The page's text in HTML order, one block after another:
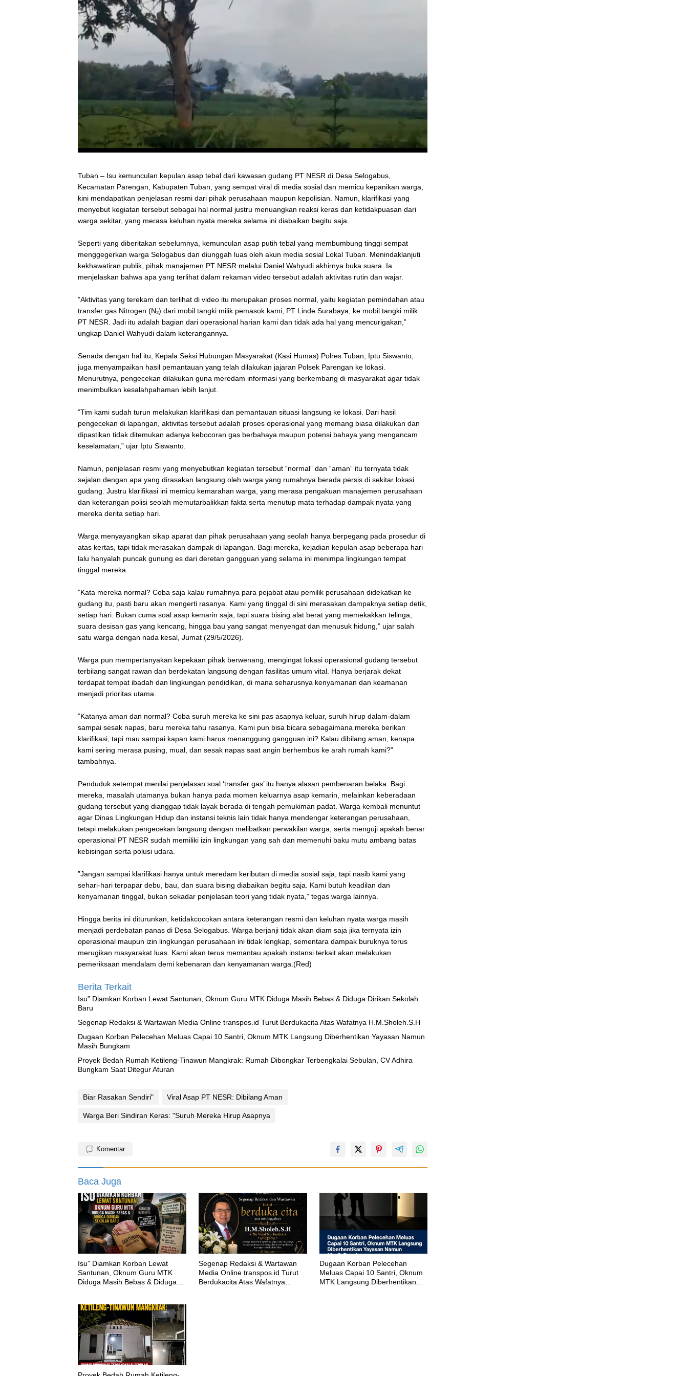
Tuban – Isu kemunculan kepulan asap tebal dari kawasan gudang PT NESR di Desa Selogabus,
Kecamatan Parengan, Kabupaten Tuban, yang sempat viral di media sosial dan memicu kepanikan warga,
kini mendapatkan penjelasan resmi dari pihak perusahaan maupun kepolisian. Namun, klarifikasi yang
menyebut kegiatan tersebut sebagai hal normal justru menuangkan reaksi keras dan ketidakpuasan dari
warga sekitar, yang merasa keluhan nyata mereka selama ini diabaikan begitu saja.
‎Seperti yang diberitakan sebelumnya, kemunculan asap putih tebal yang membumbung tinggi sempat
menggegerkan warga Selogabus dan diunggah luas oleh akun media sosial Lokal Tuban. Menindaklanjuti
kekhawatiran publik, pihak manajemen PT NESR melalui Daniel Wahyudi akhirnya buka suara. Ia
menjelaskan bahwa apa yang terlihat dalam rekaman video tersebut adalah aktivitas rutin dan wajar.
‎”Aktivitas yang terekam dan terlihat di video itu merupakan proses normal, yaitu kegiatan pemindahan atau
transfer gas Nitrogen (N₂) dari mobil tangki milik pemasok kami, PT Linde Surabaya, ke mobil tangki milik
PT NESR. Jadi itu adalah bagian dari operasional harian kami dan tidak ada hal yang mencurigakan,”
ungkap Daniel Wahyudi dalam keterangannya.
‎Senada dengan hal itu, Kepala Seksi Hubungan Masyarakat (Kasi Humas) Polres Tuban, Iptu Siswanto,
juga menyampaikan hasil pemantauan yang telah dilakukan jajaran Polsek Parengan ke lokasi.
Menurutnya, pengecekan dilakukan guna meredam informasi yang berkembang di masyarakat agar tidak
menimbulkan kesalahpahaman lebih lanjut.
‎”Tim kami sudah turun melakukan klarifikasi dan pemantauan situasi langsung ke lokasi. Dari hasil
pengecekan di lapangan, aktivitas tersebut adalah proses operasional yang memang biasa dilakukan dan
dipastikan tidak ditemukan adanya kebocoran gas berbahaya maupun potensi bahaya yang mengancam
keselamatan,” ujar Iptu Siswanto.
‎Namun, penjelasan resmi yang menyebutkan kegiatan tersebut “normal” dan “aman” itu ternyata tidak
sejalan dengan apa yang dirasakan langsung oleh warga yang rumahnya berada persis di sekitar lokasi
gudang. Justru klarifikasi ini memicu kemarahan warga, yang merasa pengakuan manajemen perusahaan
dan keterangan polisi seolah memutarbalikkan fakta serta menutup mata terhadap dampak nyata yang
mereka derita setiap hari.
‎Warga menyayangkan sikap aparat dan pihak perusahaan yang seolah hanya berpegang pada prosedur di
atas kertas, tapi tidak merasakan dampak di lapangan. Bagi mereka, kejadian kepulan asap beberapa hari
lalu hanyalah puncak gunung es dari deretan gangguan yang selama ini menimpa lingkungan tempat
tinggal mereka.
‎”Kata mereka normal? Coba saja kalau rumahnya para pejabat atau pemilik perusahaan didekatkan ke
gudang itu, pasti baru akan mengerti rasanya. Kami yang tinggal di sini merasakan dampaknya setiap detik,
setiap hari. Bukan cuma soal asap kemarin saja, tapi suara bising alat berat yang memekakkan telinga,
suara desisan gas yang kencang, hingga bau yang sangat menyengat dan menusuk hidung,” ujar salah
satu warga dengan nada kesal, Jumat (29/5/2026).
‎Warga pun mempertanyakan kepekaan pihak berwenang, mengingat lokasi operasional gudang tersebut
terbilang sangat rawan dan berdekatan langsung dengan fasilitas umum vital. Hanya berjarak dekat
terdapat tempat ibadah dan lingkungan pendidikan, di mana seharusnya kenyamanan dan keamanan
menjadi prioritas utama.
‎”Katanya aman dan normal? Coba suruh mereka ke sini pas asapnya keluar, suruh hirup dalam-dalam
sampai sesak napas, baru mereka tahu rasanya. Kami pun bisa bicara sebagaimana mereka berikan
klarifikasi, tapi mau sampai kapan kami harus menanggung gangguan ini? Kalau dibilang aman, kenapa
kami sering merasa pusing, mual, dan sesak napas saat angin berhembus ke arah rumah kami?”
tambahnya.
‎Penduduk setempat menilai penjelasan soal ‘transfer gas’ itu hanya alasan pembenaran belaka. Bagi
mereka, masalah utamanya bukan hanya pada momen keluarnya asap kemarin, melainkan keberadaan
gudang tersebut yang dianggap tidak layak berada di tengah pemukiman padat. Warga kembali menuntut
agar Dinas Lingkungan Hidup dan instansi teknis lain tidak hanya mendengar keterangan perusahaan,
tetapi melakukan pengecekan langsung dengan melibatkan perwakilan warga, serta menguji apakah benar
operasional PT NESR sudah memiliki izin lingkungan yang sah dan memenuhi baku mutu ambang batas
kebisingan serta polusi udara.
‎”Jangan sampai klarifikasi hanya untuk meredam keributan di media sosial saja, tapi nasib kami yang
sehari-hari terpapar debu, bau, dan suara bising diabaikan begitu saja. Kami butuh keadilan dan
kenyamanan tinggal, bukan sekadar penjelasan teori yang tidak nyata,” tegas warga lainnya.
‎Hingga berita ini diturunkan, ketidakcocokan antara keterangan resmi dan keluhan nyata warga masih
menjadi perdebatan panas di Desa Selogabus. Warga berjanji tidak akan diam saja jika ternyata izin
operasional maupun izin lingkungan perusahaan ini tidak lengkap, sementara dampak buruknya terus
merugikan masyarakat luas. Kami akan terus memantau apakah instansi terkait akan melakukan
pemeriksaan mendalam demi kebenaran dan kenyamanan warga.(Red)
Berita Terkait
‎Isu” Diamkan Korban Lewat Santunan, Oknum Guru MTK Diduga Masih Bebas & Diduga Dirikan Sekolah
Baru
Segenap Redaksi & Wartawan Media Online transpos.id Turut Berdukacita Atas Wafatnya H.M.Sholeh.S.H
‎Dugaan Korban Pelecehan Meluas Capai 10 Santri, Oknum MTK Langsung Diberhentikan Yayasan Namun
Masih Bungkam
Proyek Bedah Rumah Ketileng-Tinawun Mangkrak: Rumah Dibongkar Terbengkalai Sebulan, CV Adhira
Bungkam Saat Ditegur Aturan
Biar Rasakan Sendiri" ‎Viral Asap PT NESR: Dibilang Aman
Warga Beri Sindiran Keras: "Suruh Mereka Hirup Asapnya
Komentar
Baca Juga
‎Isu” Diamkan Korban Lewat
Santunan, Oknum Guru MTK
Diduga Masih Bebas & Diduga
Segenap Redaksi & Wartawan
Media Online transpos.id Turut
Berdukacita Atas Wafatnya
‎Dugaan Korban Pelecehan
Meluas Capai 10 Santri, Oknum
MTK Langsung Diberhentikan